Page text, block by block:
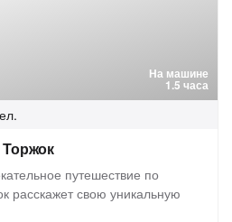
На машине
1.5 часа
путешествие по
расскажет свою уникальную